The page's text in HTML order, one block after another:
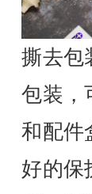
撕去包
包装，
和配件
好的保